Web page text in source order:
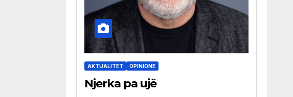
AKTUALITET OPINIONE
Njerka pa ujë